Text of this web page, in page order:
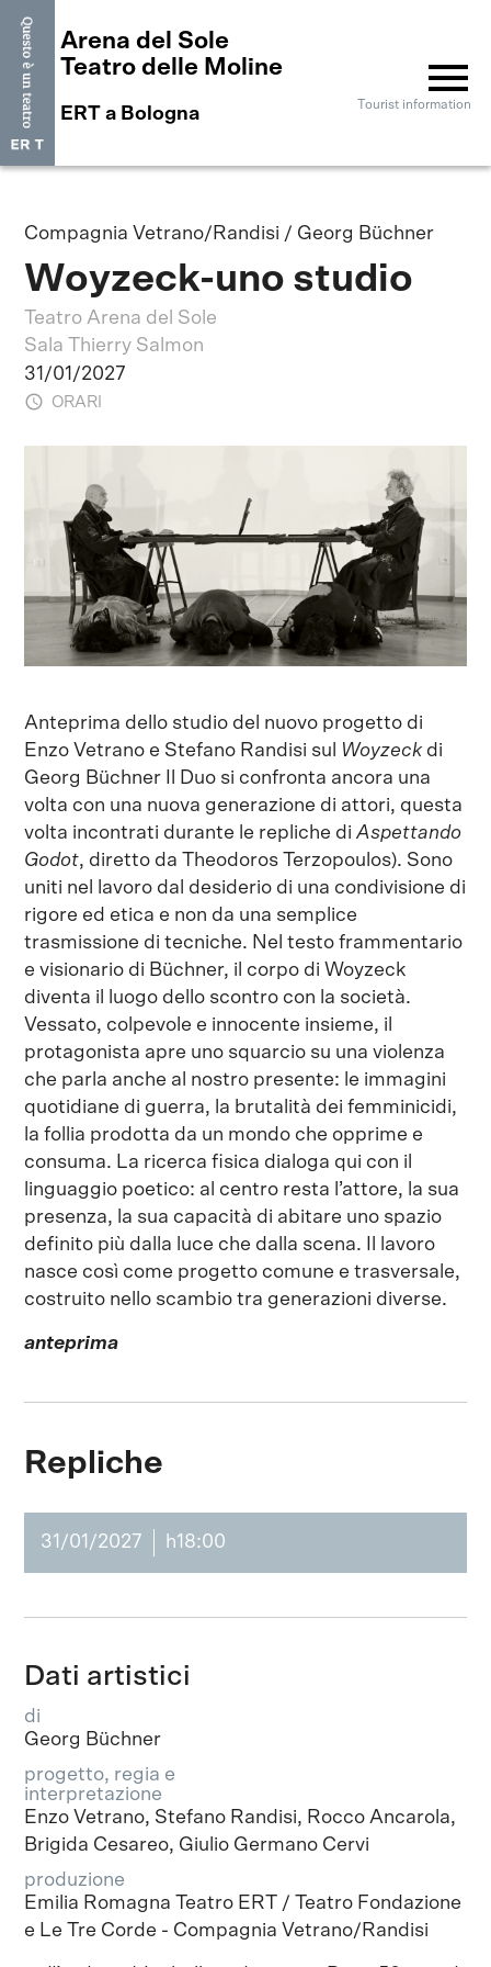
Arena del Sole
Teatro delle Moline
ERT a Bologna
menu
Tourist information
Compagnia Vetrano/Randisi / Georg Büchner
Woyzeck-uno studio
Teatro Arena del Sole
Sala Thierry Salmon
31/01/2027
ORARI
Anteprima dello studio del nuovo progetto di
Enzo Vetrano e Stefano Randisi sul
Woyzeckdi
Georg Büchner Il Duo si confronta ancora una
volta con una nuova generazione di attori, questa
volta incontrati durante le repliche diAspettando
Godot, diretto da Theodoros Terzopoulos). Sono
uniti nel lavoro dal desiderio di una condivisione di
rigore ed etica e non da una semplice
trasmissione di tecniche. Nel testo frammentario
e visionario di Büchner, il corpo di Woyzeck
diventa il luogo dello scontro con la società.
Vessato, colpevole e innocente insieme, il
protagonista apre uno squarcio su una violenza
che parla anche al nostro presente: le immagini
quotidiane di guerra, la brutalità dei femminicidi,
la follia prodotta da un mondo che opprime e
consuma. La ricerca fisica dialoga qui con il
linguaggio poetico: al centro resta l’attore, la sua
presenza, la sua capacità di abitare uno spazio
definito più dalla luce che dalla scena. Il lavoro
nasce così come progetto comune e trasversale,
costruito nello scambio tra generazioni diverse.
anteprima
Repliche
31/01/2027 h18:00
Dati artistici
di
Georg Büchner
progetto, regia e
interpretazione
Enzo Vetrano, Stefano Randisi, Rocco Ancarola,
Brigida Cesareo, Giulio Germano Cervi
produzione
Emilia Romagna Teatro ERT / Teatro Fondazione
e Le Tre Corde - Compagnia Vetrano/Randisi